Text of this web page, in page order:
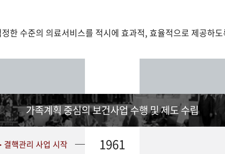
한 수준의 의료서비스를 적시에 효과적, 효율적으로 제공하
가족계획 중심의 보건사업 수행 및 제도 수립
결핵관리 사업 시작 1961